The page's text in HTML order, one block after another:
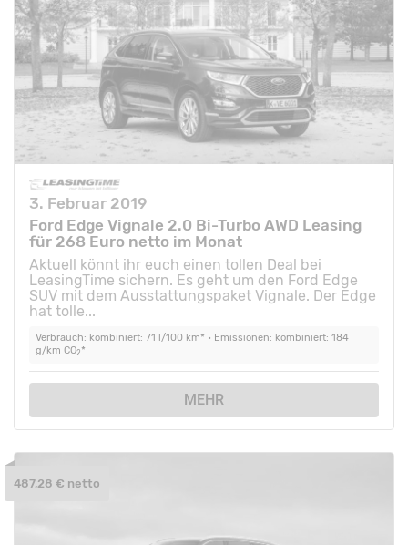
3. Februar 2019
Ford Edge Vignale 2.0 Bi-Turbo AWD Leasing
für 268 Euro netto im Monat
Aktuell könnt ihr euch einen tollen Deal bei
LeasingTime sichern. Es geht um den Ford Edge
SUV mit dem Ausstattungspaket Vignale. Der Edge
hat tolle...
Verbrauch: kombiniert: 71 l/100 km* • Emissionen: kombiniert: 184
g/km CO2*
MEHR
487,28 € netto